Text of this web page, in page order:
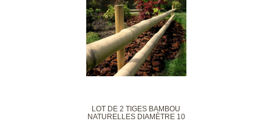
LOT DE 2 TIGES BAMBOU
NATURELLES DIAMÈTRE 10